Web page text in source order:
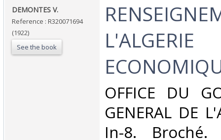
‎DEMONTES V.‎
Reference : R320071694
(1922)
See the book
L'ALGERIE
‎OFFICE DU
GENERAL DE
In-8. Broché.